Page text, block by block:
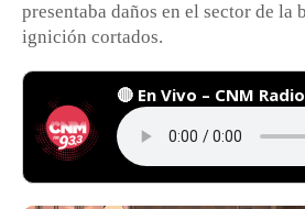
presentaba daños en el sector de la
ignición cortados.
🔴 En Vivo – CNM Radio